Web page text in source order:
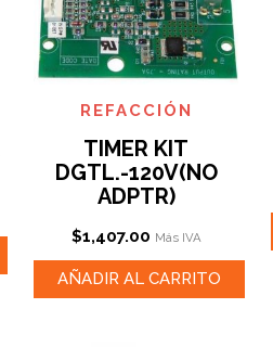
REFACCIÓN
TIMER KIT
DGTL.-120V(NO
ADPTR)
$1,407.00 Más IVA
AÑADIR AL CARRITO